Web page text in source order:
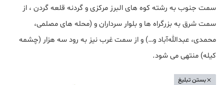
سمت جنوب به رشته‌ کوه‌ های البرز مرکزی و گردنه قلعه‌ گردن ، از
سمت شرق به بزرگراه‌ ها و بلوار سرداران و (محله‌ های مصلمی،
محمدی، عبدالله‌آباد و…) و از سمت غرب نیز به رود سه‌ هزار (چشمه‌
کیله) منتهی می‌ شود.
بستن تبلیغ